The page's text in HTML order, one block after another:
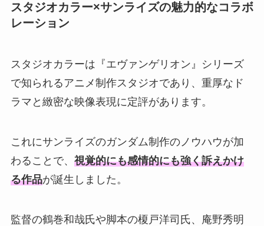
スタジオカラー×サンライズの魅力的なコラボ
レーション
スタジオカラーは『エヴァンゲリオン』シリーズ
で知られるアニメ制作スタジオであり、重厚なド
ラマと緻密な映像表現に定評があります。
これにサンライズのガンダム制作のノウハウが加
わることで、 視覚的にも感情的にも強く訴えかけ
る作品が誕生しました。
監督の鶴巻和哉氏や脚本の榎戸洋司氏、庵野秀明